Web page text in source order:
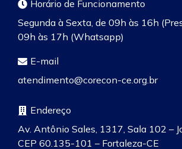
Horário de Funcionamento
Segunda à Sexta, de 09h às 16h
09h às 17h (Whatsapp)
E-mail
atendimento@corecon-ce.org.br
Endereço
Av. Antônio Sales, 1317, Sala 102 –
CEP 60.135-101 – Fortaleza-CE